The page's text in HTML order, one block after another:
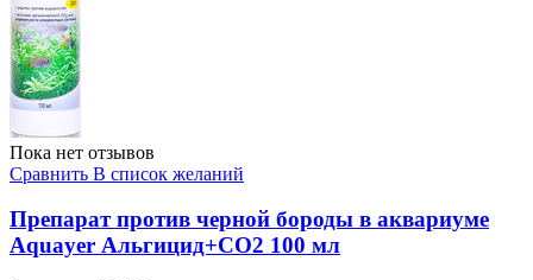
Пока нет отзывов
Сравнить В список желаний
Препарат против черной бороды в аквариуме
Aquayer Альгицид+СО2 100 мл